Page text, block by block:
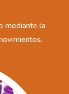
mediante la